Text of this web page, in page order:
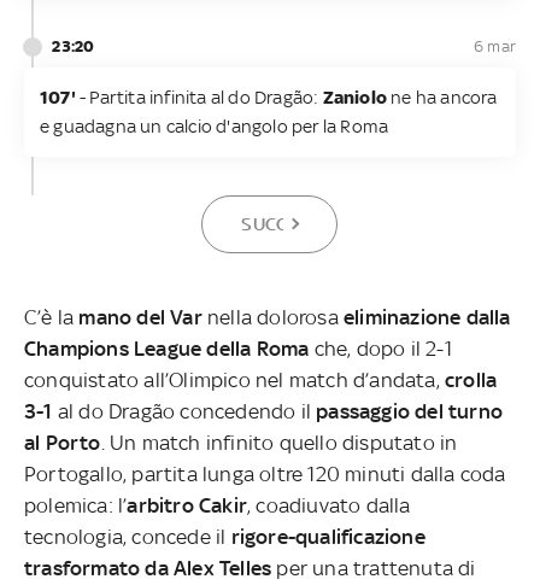
23:20 6 mar
107'- Partita infinita al do Dragão: Zaniolo ne ha ancora
e guadagna un calcio d'angolo per la Roma
SUCCESSIVA
C’è la mano del Varnella dolorosaeliminazione dalla
Champions League della Roma che, dopo il 2-1
conquistato all’Olimpico nel match d’andata,crolla
3-1 al do Dragão concedendo il passaggio del turno
al Porto . Un match infinito quello disputato in
Portogallo, partita lunga oltre 120 minuti dalla coda
polemica: l’arbitro Cakir, coadiuvato dalla
tecnologia, concede il rigore-qualificazione
trasformato da Alex Telles per una trattenuta di